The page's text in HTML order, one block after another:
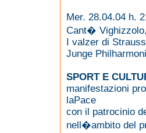
Mer. 28.04.04 h.
Cant�
I valzer di Strauss
Junge
SPORT E
manifestazioni
laPace
con il patrocinio
nell�ambito del